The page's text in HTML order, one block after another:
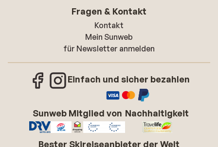
Fragen & Kontakt
Kontakt
Mein Sunweb
für Newsletter anmelden
Einfach und sicher bezahlen
Sunweb Mitglied von Nachhaltigkeit
Bester Skireiseanbieter der Welt